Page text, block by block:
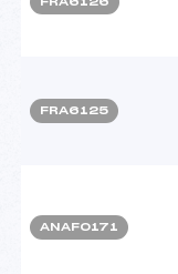
FRA6125
ANAF0171